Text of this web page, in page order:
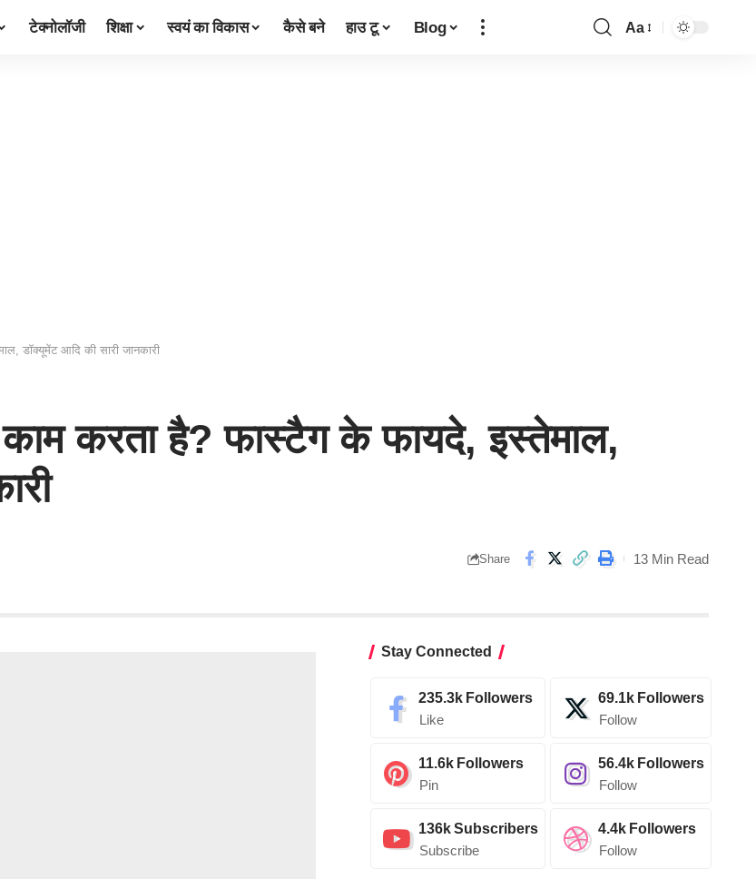
टेक्नोलॉजी शिक्षा स्वयं का विकास कैसे बने हाउ टू Blog Aa
डॉक्यूमेंट आदि की सारी जानकारी
करता है? फास्टैग के फायदे, इस्तेमाल,
Share 13 Min Read
Stay Connected
235.3k Followers
Like
69.1k Followers
Follow
11.6k Followers
Pin
56.4k Followers
Follow
136kSubscribers
Subscribe
4.4k Followers
Follow